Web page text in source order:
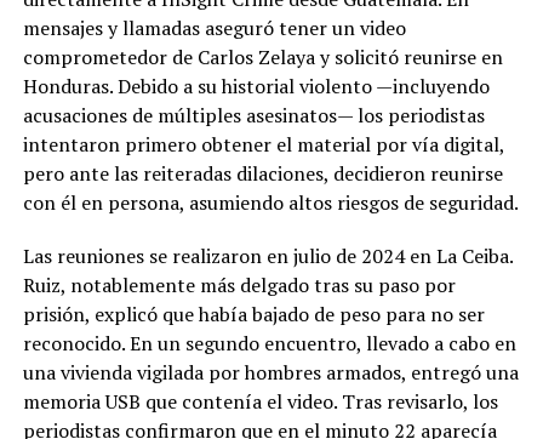
mensajes y llamadas aseguró tener un video
comprometedor de Carlos Zelaya y solicitó reunirse en
Honduras. Debido a su historial violento —incluyendo
acusaciones de múltiples asesinatos— los periodistas
intentaron primero obtener el material por vía digital,
pero ante las reiteradas dilaciones, decidieron reunirse
con él en persona, asumiendo altos riesgos de seguridad.
Las reuniones se realizaron en julio de 2024 en La Ceiba.
Ruiz, notablemente más delgado tras su paso por
prisión, explicó que había bajado de peso para no ser
reconocido. En un segundo encuentro, llevado a cabo en
una vivienda vigilada por hombres armados, entregó una
memoria USB que contenía el video. Tras revisarlo, los
periodistas confirmaron que en el minuto 22 aparecía